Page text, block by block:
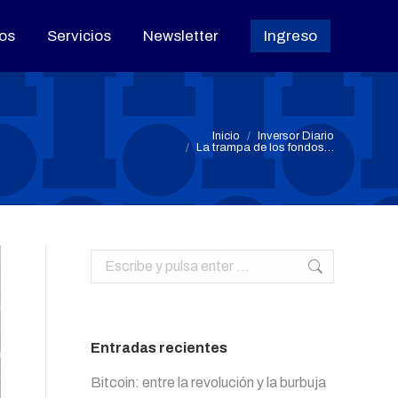
Servicios Newsletter Ingreso
Estás aquí: Inicio
Inversor Diario
La trampa de los fondos…
Buscar:
Entradas recientes
Bitcoin: entre la revolución y la burbuja
Servicios Newsletter Ingreso